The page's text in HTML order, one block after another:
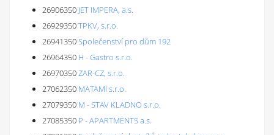
26906350 JET IMPERA, a.s.
26929350TPKV, s.r.o.
26941350Společenství pro dům 192
26964350 H - Gastro s.r.o.
26970350ZAR-CZ, s.r.o.
27062350 MATAMI s.r.o.
27079350 M - STAV KLADNO s.r.o.
27085350 P - APARTMENTS a.s.